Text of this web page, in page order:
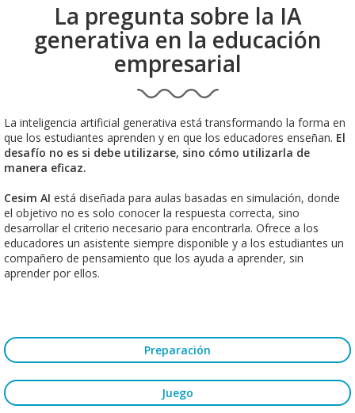
La pregunta sobre la IA
generativa en la educación
empresarial
La inteligencia artificial generativa está transformando la forma en
que los estudiantes aprenden y en que los educadores enseñan. El
desafío no es si debe utilizarse, sino cómo utilizarla de
manera eficaz.
Cesim AI está diseñada para aulas basadas en simulación, donde
el objetivo no es solo conocer la respuesta correcta, sino
desarrollar el criterio necesario para encontrarla. Ofrece a los
educadores un asistente siempre disponible y a los estudiantes un
compañero de pensamiento que los ayuda a aprender, sin
aprender por ellos.
Preparación
Juego